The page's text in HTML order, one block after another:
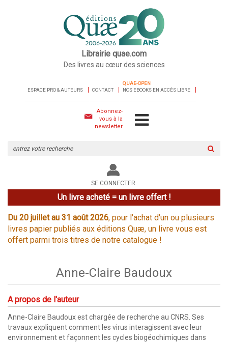
Librairie quae.com
Des livres au cœur des sciences
ESPACE PRO & AUTEURS CONTACT
QUAE-OPEN
NOS EBOOKS EN ACCÈS LIBRE
Abonnez-
vous à la
newsletter
le
site
SE CONNECTER
Un livre acheté = un livre offert !
Du 20 juillet au 31 août 2026, pour l'achat d'un ou plusieurs
livres papier publiés aux éditions Quæ, un livre vous est
offert parmi trois titres de notre catalogue !
Anne-Claire Baudoux
A propos de l'auteur
Anne-Claire Baudoux est chargée de recherche au CNRS. Ses
travaux expliquent comment les virus interagissent avec leur
environnement et façonnent les cycles biogéochimiques dans